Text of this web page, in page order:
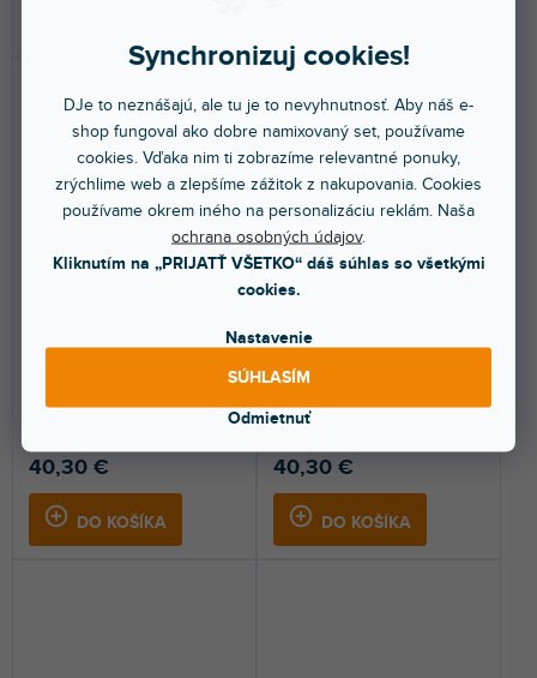
Synchronizuj cookies!
DJe to neznášajú, ale tu je to nevyhnutnosť. Aby náš e-
shop fungoval ako dobre namixovaný set, používame
cookies. Vďaka nim ti zobrazíme relevantné ponuky,
zrýchlime web a zlepšíme zážitok z nakupovania. Cookies
používame okrem iného na personalizáciu reklám. Naša
ochrana osobných údajov.
Kliknutím na „PRIJATŤ VŠETKO“ dáš súhlas so všetkými
cookies.
Nastavenie
Odmietnuť
SÚHLASÍM
Skin Kontrol Z1 COLORS
DVS Aquamarine
Do 5 dní
40,30 €
DO KOŠÍKA
Instruments Traktor Kontrol Z1.
Skin Kontrol Z1 FULL
COLORS Nardo Grey
Do 5 dní
40,30 €
DO KOŠÍKA
Nalepovací skin pre Native
Ochráni váš...